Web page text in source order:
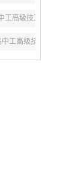
工高级技工学校工业机
工高级技工学校2026